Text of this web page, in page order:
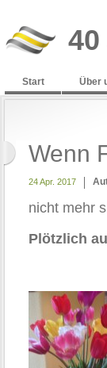
Start Über
Wenn
24 Apr. 2017
nicht mehr
Plötzlich